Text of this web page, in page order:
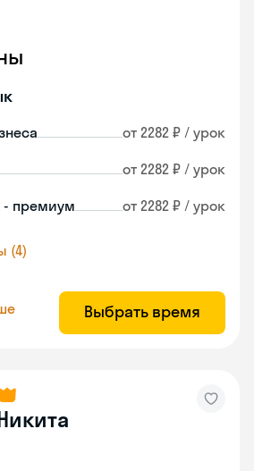
от 2282 ₽ / урок
от 2282 ₽ / урок
премиум от 2282 ₽ / урок
(4)
Выбрать время